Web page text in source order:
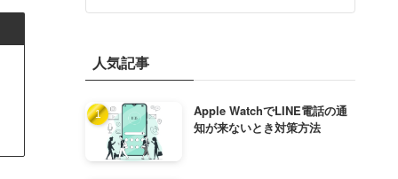
人気記事
Apple WatchでLINE電話の通
知が来ないとき対策方法